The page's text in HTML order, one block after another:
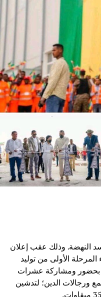
النهضة. وذلك عقب إعلان
المرحلة الأولى من توليد
بحضور ومشاركة عشرات
ورجالات الدين؛ لتدشين